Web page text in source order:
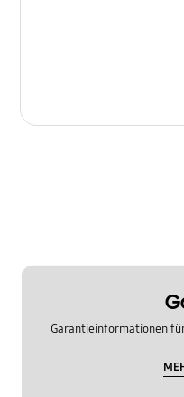
Garantieinformationen